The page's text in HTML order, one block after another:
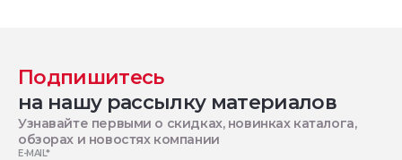
Подпишитесь
на нашу рассылку материалов
Узнавайте первыми о скидках, новинках каталога,
обзорах и новостях компании
E-MAIL*